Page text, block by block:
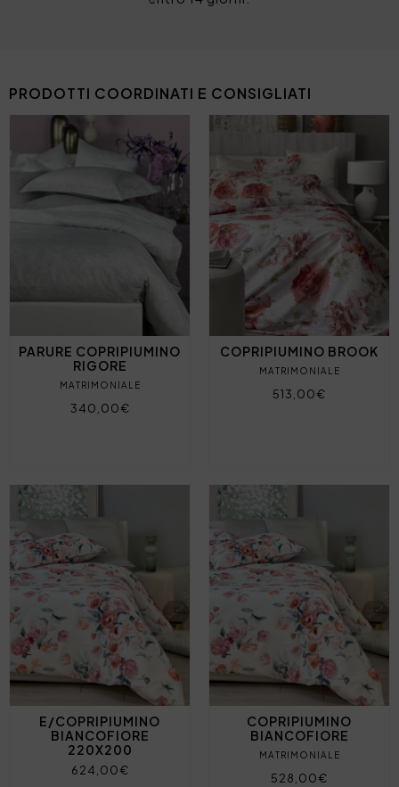
PRODOTTI COORDINATI E CONSIGLIATI
PARURE COPRIPIUMINO
RIGORE
MATRIMONIALE
340,00€
COPRIPIUMINO BROOK
MATRIMONIALE
513,00€
E/COPRIPIUMINO
BIANCOFIORE
220X200
624,00€
COPRIPIUMINO
BIANCOFIORE
MATRIMONIALE
528,00€